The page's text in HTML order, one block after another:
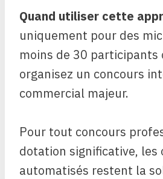
Quand utiliser cette
uniquement pour des
moins de 30 participants
organisez un concours
commercial majeur.
Pour tout concours
dotation significative, les
automatisés restent la